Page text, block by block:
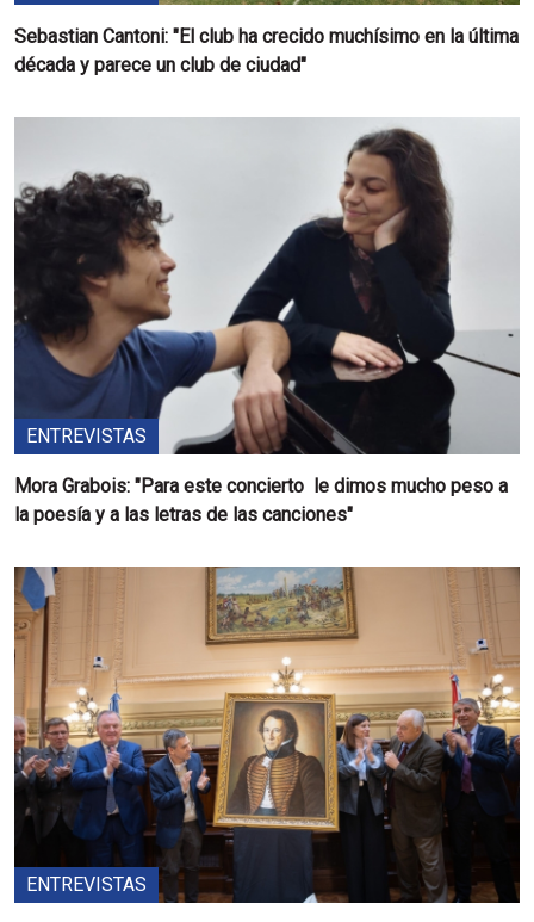
Sebastian Cantoni: "El club ha crecido muchísimo en la última
década y parece un club de ciudad"
ENTREVISTAS
Mora Grabois: "Para este concierto le dimos mucho peso a
la poesía y a las letras de las canciones"
ENTREVISTAS